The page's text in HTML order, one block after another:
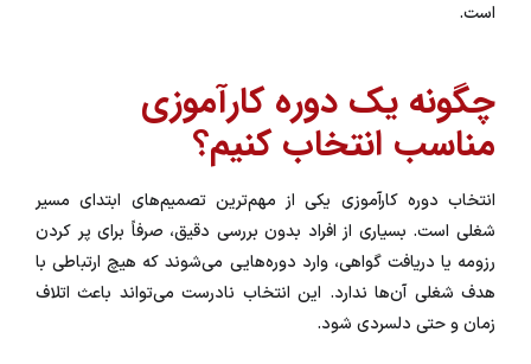
است.
چگونه یک دوره کارآموزی
مناسب انتخاب کنیم؟
انتخاب دوره کارآموزی یکی از مهم‌ترین تصمیم‌های ابتدای مسیر
شغلی است. بسیاری از افراد بدون بررسی دقیق، صرفاً برای پر کردن
رزومه یا دریافت گواهی، وارد دوره‌هایی می‌شوند که هیچ ارتباطی با
هدف شغلی آن‌ها ندارد. این انتخاب نادرست می‌تواند باعث اتلاف
زمان و حتی دلسردی شود.